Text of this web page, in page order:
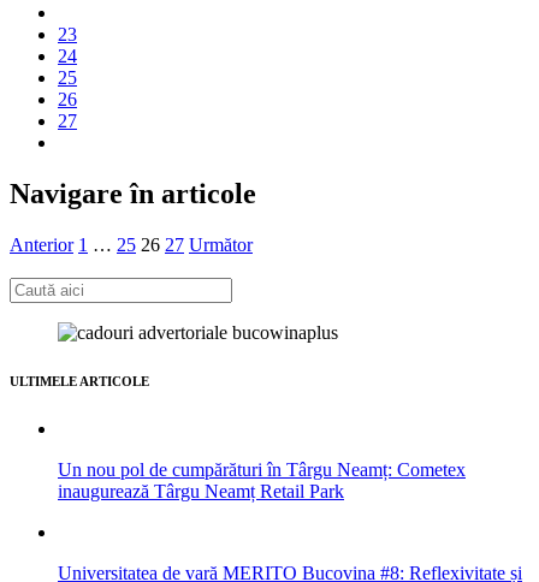
23
24
25
26
27
Navigare în articole
Anterior 1 … 25 26 27 Următor
ULTIMELE ARTICOLE
Un nou pol de cumpărături în Târgu Neamț: Cometex
inaugurează Târgu Neamț Retail Park
Universitatea de vară MERITO Bucovina #8: Reflexivitate și